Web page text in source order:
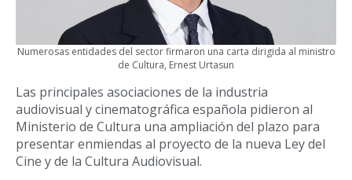
Numerosas entidades del sector firmaron una carta dirigida al ministro
de Cultura, Ernest Urtasun
Las principales asociaciones de la industria
audiovisual y cinematográfica española pidieron al
Ministerio de Cultura una ampliación del plazo para
presentar enmiendas al proyecto de la nueva Ley del
Cine y de la Cultura Audiovisual.